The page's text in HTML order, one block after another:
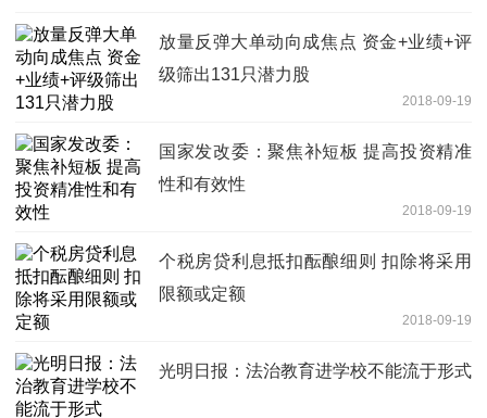
放量反弹大单动向成焦点 资金+业绩+评
级筛出131只潜力股
2018-09-19
国家发改委：聚焦补短板 提高投资精准
性和有效性
2018-09-19
个税房贷利息抵扣酝酿细则 扣除将采用
限额或定额
2018-09-19
光明日报：法治教育进学校不能流于形式